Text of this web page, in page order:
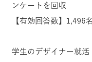
ンケートを回収
【有効回答数】1,496名
学生のデザイナー就